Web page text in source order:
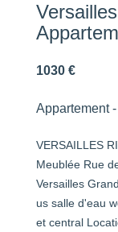
1030 €
Appartement
VERSAILLES
Meublée Rue
Versailles
us salle d'eau
et central